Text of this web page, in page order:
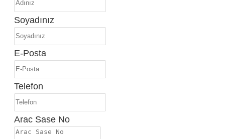
Soyadınız
E-Posta
Telefon
Arac Sase No